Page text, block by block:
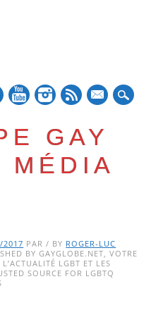
GAY
MÉDIA
2017 PAR / BY ROGER-LUC
BY GAYGLOBE.NET, VOTRE
LGBT ET LES
SOURCE FOR LGBTQ